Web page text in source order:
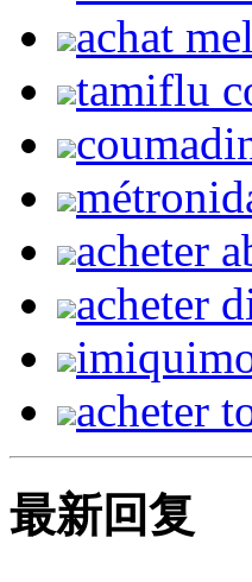
achat
tamiflu
acheter
acheter
acheter
最新回复